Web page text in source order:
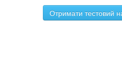
Отримати тестовий